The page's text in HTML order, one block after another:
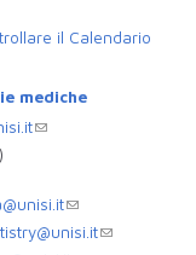
il Calendario
mediche